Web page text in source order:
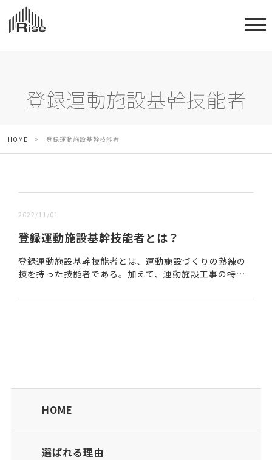
登録運動施設基幹技能者
HOME > 登録運動施設基幹技能者
2022/11/01
登録運動施設基幹技能者とは？
登録運動施設基幹技能者とは、運動施設づくりの熟練の
技を持った技能者である。加えて、運動施設工事の特性
のマネジメントができる技術的能力も保有し、現場の責...
HOME
選ばれる理由